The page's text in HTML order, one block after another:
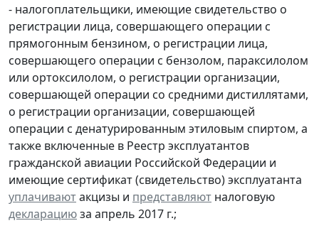
- налогоплательщики, имеющие свидетельство о
регистрации лица, совершающего операции с
прямогонным бензином, о регистрации лица,
совершающего операции с бензолом, параксилолом
или ортоксилолом, о регистрации организации,
совершающей операции со средними дистиллятами,
о регистрации организации, совершающей
операции с денатурированным этиловым спиртом, а
также включенные в Реестр эксплуатантов
гражданской авиации Российской Федерации и
имеющие сертификат (свидетельство) эксплуатанта
уплачиваютакцизы и представляют налоговую
декларациюза апрель 2017 г.;